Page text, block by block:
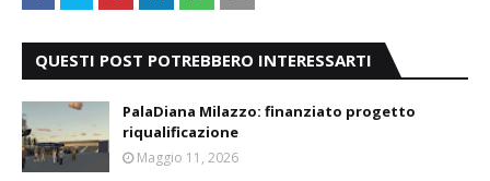
QUESTI POST POTREBBERO INTERESSARTI
PalaDiana Milazzo: finanziato progetto
riqualificazione
Maggio 11, 2026